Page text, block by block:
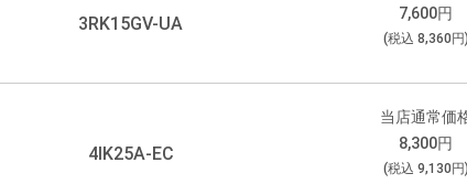
3RK15GV-UA
7,600円
(税込 8,360 円)
4IK25A-EC
当店通常価
8,300円
(税込 9,130 円)